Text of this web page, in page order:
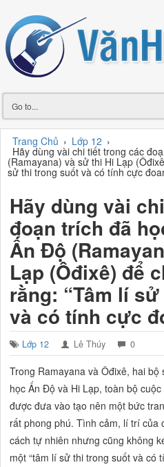
Trang Chủ › Lớp 12 ›
Hãy dùng vài chi tiết trong các
(Ramayana) và sử thi Hi Lạp
sử thi trong suốt và có tính cực
Hãy dùng vài
đoạn trích đã
Ấn Độ
Lạp (Ôđixê) để
rằng: “Tâm lí
và có tính cực
Lớp 12 Lê Thúy 0
Trong Ramayana và Ôđixê, hai
học Ấn Độ và Hi Lạp, toàn bộ
được đưa vào tạo nên một bức
rất phong phú. Tình cảm, lí trí của
cách tự nhiên nhưng cũng không
một “tâm lí sử thi trong suốt và có